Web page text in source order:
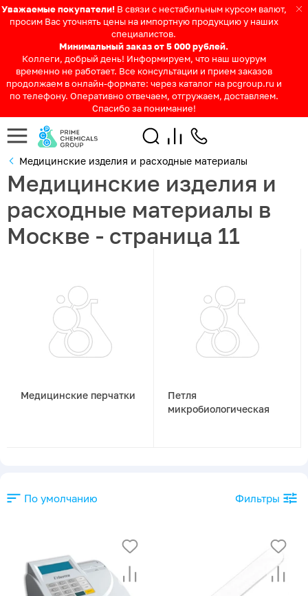
Уважаемые покупатели! В связи с нестабильным курсом валют,
просим Вас уточнять цены на импортную продукцию у наших
специалистов.
Минимальный заказ от 5 000 рублей.
Коллеги, добрый день! Информируем, что наш шоурум
временно не работает. Все консультации и прием заказов
продолжаем в онлайн-формате: через каталог на pcgroup.ru и
по телефону. Оперативно отвечаем, отгружаем, доставляем.
Спасибо за понимание!
Медицинские изделия и расходные материалы
Медицинские изделия и
расходные материалы в
Москве - страница 11
Медицинские перчатки
Петля
микробиологическая
По умолчанию Фильтры